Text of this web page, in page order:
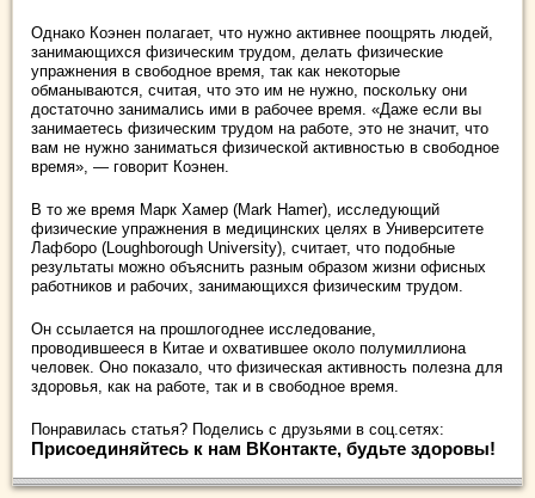
Однако Коэнен полагает, что нужно активнее поощрять людей,
занимающихся физическим трудом, делать физические
упражнения в свободное время, так как некоторые
обманываются, считая, что это им не нужно, поскольку они
достаточно занимались ими в рабочее время. «Даже если вы
занимаетесь физическим трудом на работе, это не значит, что
вам не нужно заниматься физической активностью в свободное
время», — говорит Коэнен.
В то же время Марк Хамер (Mark Hamer), исследующий
физические упражнения в медицинских целях в Университете
Лафборо (Loughborough University), считает, что подобные
результаты можно объяснить разным образом жизни офисных
работников и рабочих, занимающихся физическим трудом.
Он ссылается на прошлогоднее исследование,
проводившееся в Китае и охватившее около полумиллиона
человек. Оно показало, что физическая активность полезна для
здоровья, как на работе, так и в свободное время.
Понравилась статья? Поделись с друзьями в соц.сетях:
Присоединяйтесь к нам ВКонтакте, будьте здоровы!